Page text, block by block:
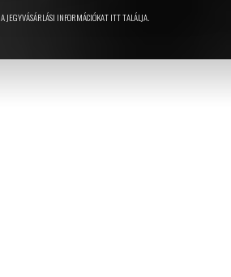
A JEGYVÁSÁRLÁSI INFORMÁCIÓKAT ITT TALÁLJA.